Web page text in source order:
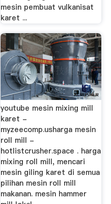
mesin pembuat vulkanisat
karet ...
youtube mesin mixing mill
karet -
myzeecomp.usharga mesin
roll mill -
hotlistcrusher.space . harga
mixing roll mill, mencari
mesin giling karet di semua
pilihan mesin roll mill
makanan. mesin hammer